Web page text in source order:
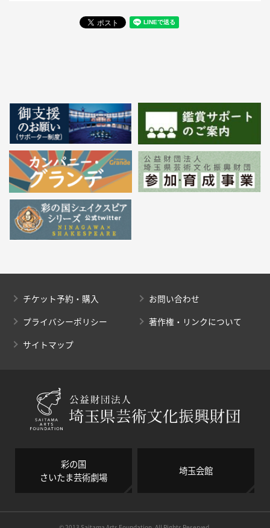
チケット予約・購入
お問い合わせ
プライバシーポリシー
著作権・リンクについて
サイトマップ
彩の国
さいたま芸術劇場
埼玉会館